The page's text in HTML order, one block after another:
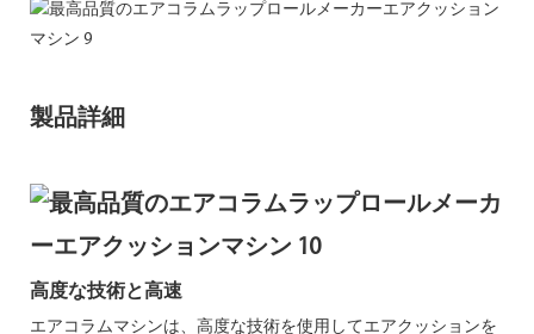
製品詳細
高度な技術と高速
エアコラムマシンは、高度な技術を使用してエアクッションを